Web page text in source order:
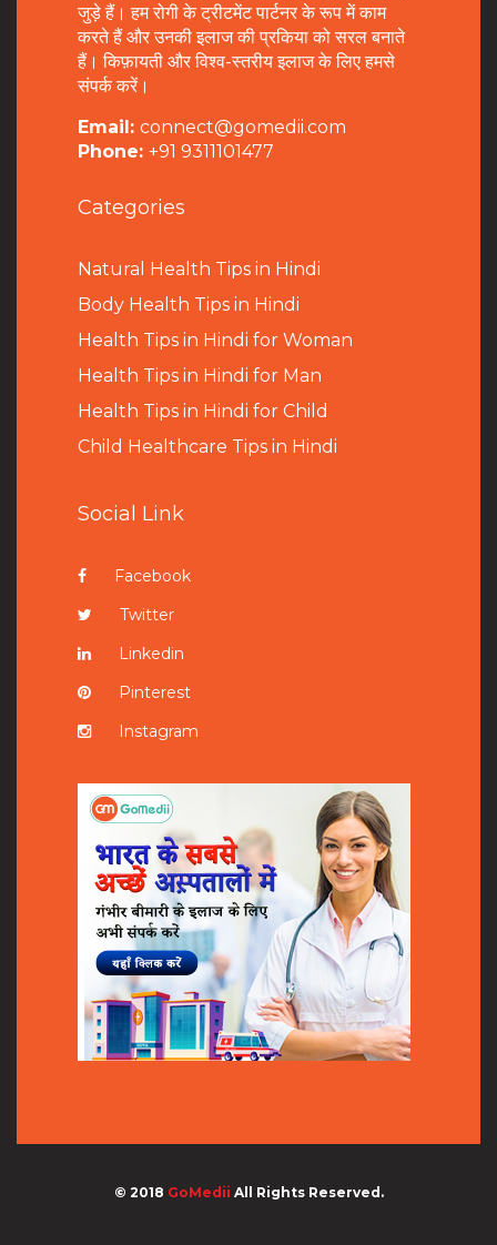
जुड़े हैं। हम रोगी के ट्रीटमेंट पार्टनर के रूप में काम
करते हैं और उनकी इलाज की प्रकिया को सरल बनाते
हैं। किफ़ायती और विश्व-स्तरीय इलाज के लिए हमसे
संपर्क करें।
Email: connect@gomedii.com
Phone: +91 9311101477
Categories
Natural Health Tips in Hindi
Body Health Tips in Hindi
Health Tips in Hindi for Woman
Health Tips in Hindi for Man
Health Tips in Hindi for Child
Child Healthcare Tips in Hindi
Social Link
Facebook
Twitter
Linkedin
Pinterest
Instagram
© 2018 GoMedii All Rights Reserved.